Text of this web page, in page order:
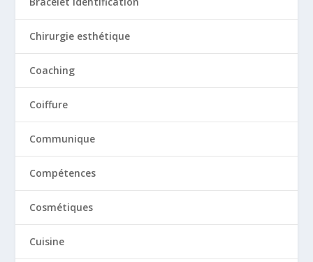
Chirurgie esthétique
Coaching
Coiffure
Communique
Compétences
Cosmétiques
Cuisine